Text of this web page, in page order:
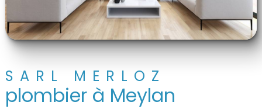
SARL MERLOZ
plombier à Meylan